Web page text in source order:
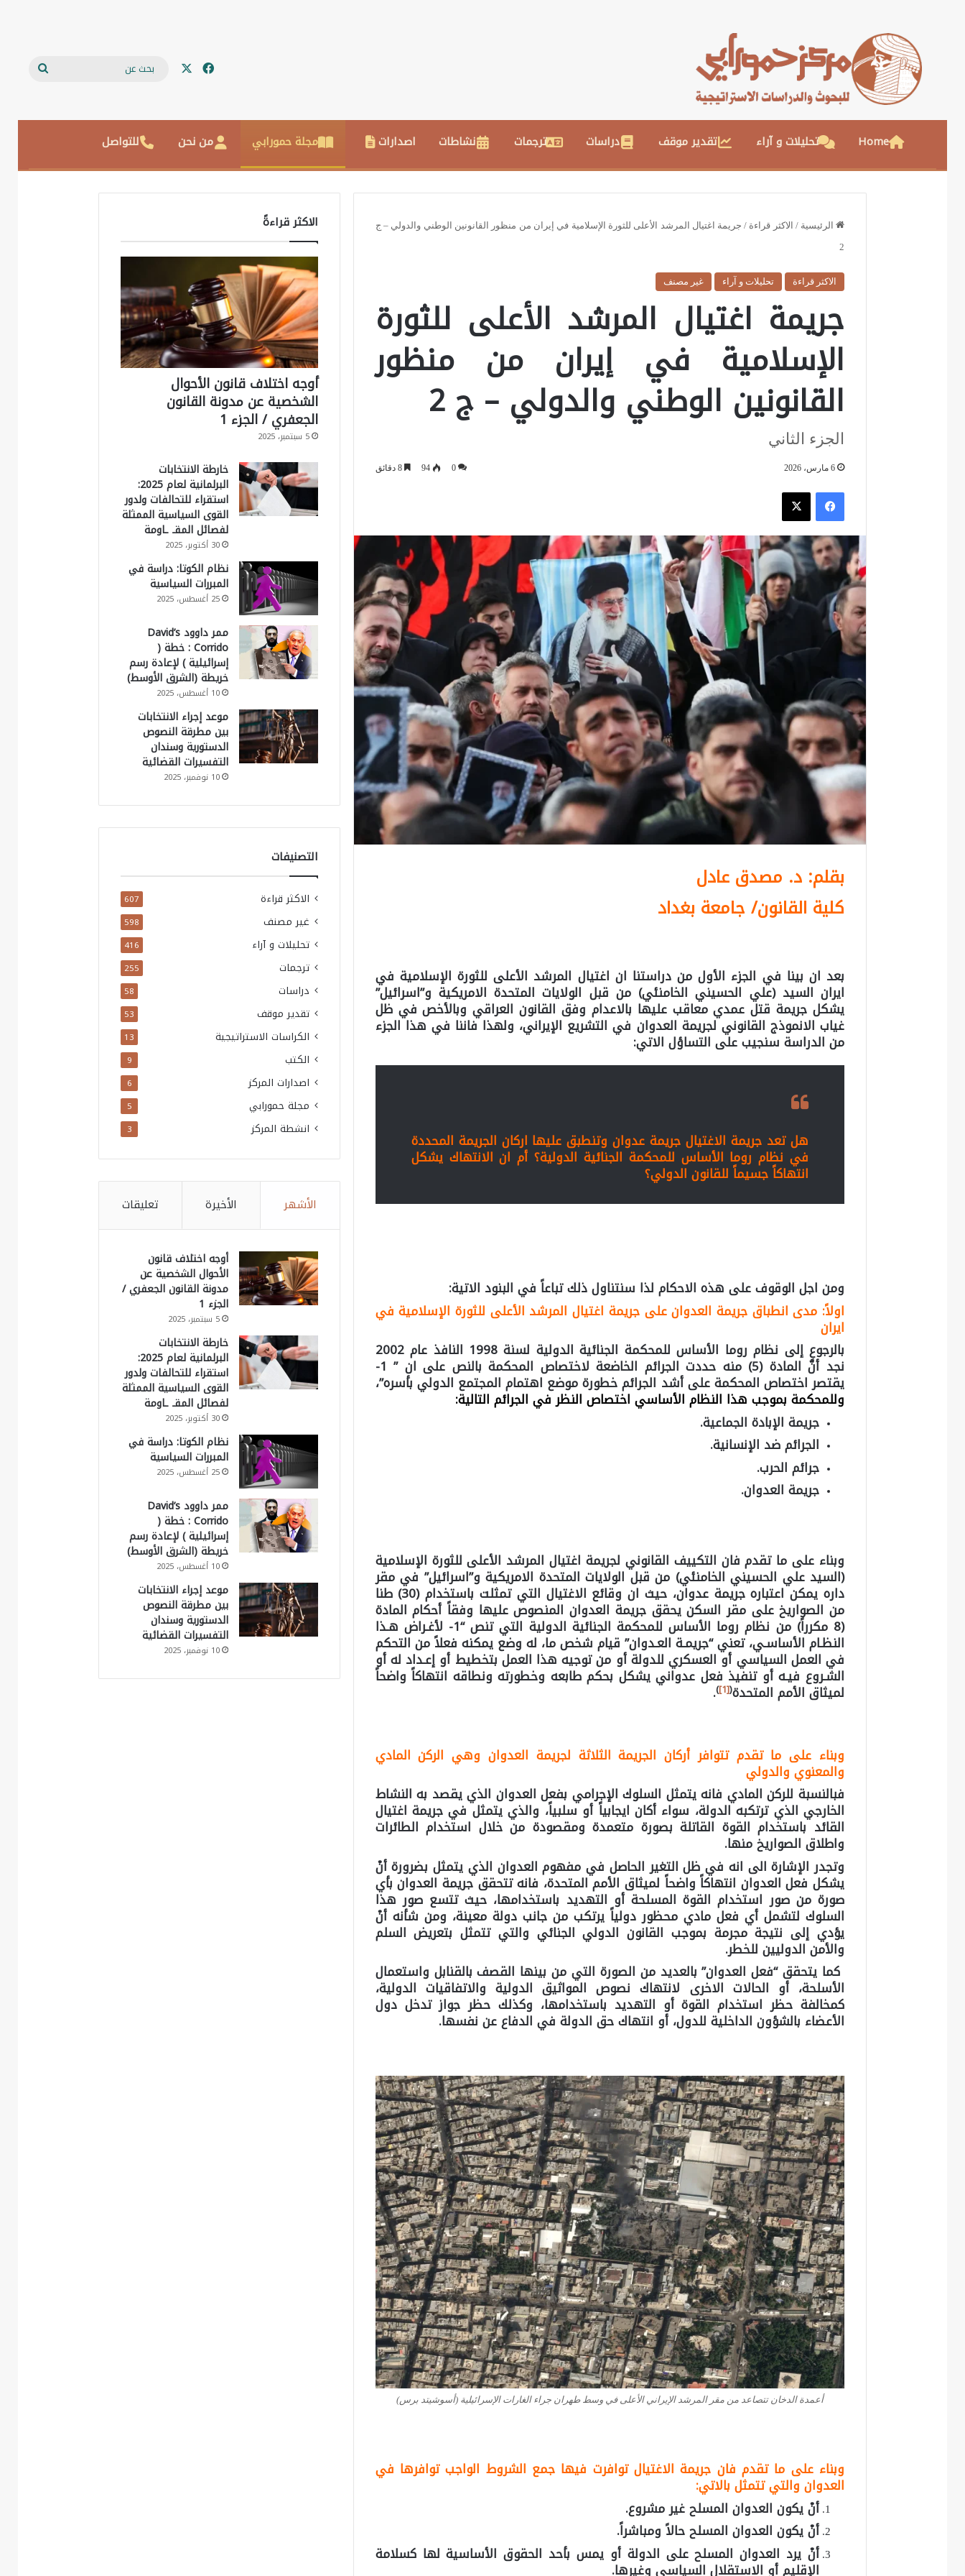
فيسبوك
Home تحليلات و آراء تقدير موقف دراسات ترجمات نشاطات اصدارات مجلة حمورابي من نحن للتواصل
الرئيسية / الاكثر قراءة / جريمة اغتيال المرشد الأعلى للثورة الإسلامية في إيران من منظور القانونين الوطني والدولي – ج
2
الاكثر قراءة تحليلات و آراء غير مصنف
جريمة اغتيال المرشد الأعلى للثورة
الإسلامية في إيران من منظور
القانونين الوطني والدولي – ج 2
الجزء الثاني
6 مارس، 2026 0
94 8 دقائق
فيسبوك
بقلم: د. مصدق عادل
كلية القانون/ جامعة بغداد
بعد ان بينا في الجزء الأول من دراستنا ان اغتيال المرشد الأعلى للثورة الإسلامية في
ايران السيد (علي الحسيني الخامنئي) من قبل الولايات المتحدة الامريكية و”اسرائيل”
يشكل جريمة قتل عمدي معاقب عليها بالاعدام وفق القانون العراقي وبالأخص في ظل
غياب الانموذج القانوني لجريمة العدوان في التشريع الإيراني، ولهذا فاننا في هذا الجزء
من الدراسة سنجيب على التساؤل الاتي:
هل تعد جريمة الاغتيال جريمة عدوان وتنطبق عليها اركان الجريمة المحددة
في نظام روما الأساس للمحكمة الجنائية الدولية؟ أم ان الانتهاك يشكل
انتهاكاً جسيماً للقانون الدولي؟
ومن اجل الوقوف على هذه الاحكام لذا سنتناول ذلك تباعاً في البنود الاتية:
اولاً: مدى انطباق جريمة العدوان على جريمة اغتيال المرشد الأعلى للثورة الإسلامية في
ايران
بالرجوع إلى نظام روما الأساس للمحكمة الجنائية الدولية لسنة 1998 النافذ عام 2002
نجد أنَّ المادة (5) منه حددت الجرائم الخاضعة لاختصاص المحكمة بالنص على ان ” 1-
يقتصر اختصاص المحكمة على أشد الجرائم خطورة موضع اهتمام المجتمع الدولي بأسره”،
وللمحكمة بموجب هذا النظام الأساسي اختصاص النظر في الجرائم التالية:
جريمة الإبادة الجماعية.
الجرائم ضد الإنسانية.
جرائم الحرب.
جريمة العدوان.
وبناء على ما تقدم فان التكييف القانوني لجريمة اغتيال المرشد الأعلى للثورة الإسلامية
(السيد علي الحسيني الخامنئي) من قبل الولايات المتحدة الامريكية و”اسرائيل” في مقر
داره يمكن اعتباره جريمة عدوان، حيث ان وقائع الاغتيال التي تمثلت باستخدام (30) طنا
من الصواريخ على مقر السكن يحقق جريمة العدوان المنصوص عليها وفقاً أحكام المادة
(8 مكرراً) من نظام روما الأساس للمحكمة الجنائية الدولية التي تنص “1- لأغـراض هـذا
النظـام الأساسـي، تعني “جريمـة العـدوان” قيام شخص ما، له وضع يمكنه فعلاً من التحكم
في العمل السياسي أو العسكري للدولة أو من توجيه هذا العمل بتخطيط أو إعـداد له أو
الشـروع فيـه أو تنفيذ فعل عدواني يشكل بحكم طابعه وخطورته ونطاقه انتهاكاً واضحاً
لميثاق الأمم المتحدة(
[1]
)
.
وبناء على ما تقدم تتوافر أركان الجريمة الثلاثة لجريمة العدوان وهي الركن المادي
والمعنوي والدولي
فبالنسبة للركن المادي فانه يتمثل السلوك الإجرامي بفعل العدوان الذي يقصد به النشاط
الخارجي الذي ترتكبه الدولة، سواء أكان ايجابياً أو سلبياً، والذي يتمثل في جريمة اغتيال
القائد باستخدام القوة القاتلة بصورة متعمدة ومقصودة من خلال استخدام الطائرات
واطلاق الصواريخ منها.
وتجدر الإشارة الى انه في ظل التغير الحاصل في مفهوم العدوان الذي يتمثل بضرورة أنْ
يشكل فعل العدوان انتهاكاً واضحاً لميثاق الأمم المتحدة، فانه تتحقق جريمة العدوان بأي
صورة من صور استخدام القوة المسلحة أو التهديد باستخدامها، حيث تتسع صور هذا
السلوك لتشمل أي فعل مادي محظور دولياً يرتكب من جانب دولة معينة، ومن شأنه أنْ
يؤدي إلى نتيجة مجرمة بموجب القانون الدولي الجنائي والتي تتمثل بتعريض السلم
والأمن الدوليين للخطر.
كما يتحقق “فعل العدوان” بالعديد من الصورة التي من بينها القصف بالقنابل واستعمال
الأسلحة، أو الحالات الاخرى لانتهاك نصوص المواثيق الدولية والاتفاقيات الدولية،
كمخالفة حظر استخدام القوة أو التهديد باستخدامها، وكذلك حظر جواز تدخل دول
الأعضاء بالشؤون الداخلية للدول، أو انتهاك حق الدولة في الدفاع عن نفسها.
أعمدة الدخان تتصاعد من مقر المرشد الإيراني الأعلى في وسط طهران جراء الغارات الإسرائيلية (أسوشيتد برس)
وبناء على ما تقدم فان جريمة الاغتيال توافرت فيها جمع الشروط الواجب توافرها في
العدوان والتي تتمثل بالاتي:
أنْ يكون العدوان المسلح غير مشروع.
أنْ يكون العدوان المسلح حالاً ومباشراً.
أنْ يرد العدوان المسلح على الدولة أو يمس بأحد الحقوق الأساسية لها كسلامة
الإقليم أو الاستقلال السياسي وغيرها.
الاكثر قراءةً
أوجه اختلاف قانون الأحوال
الشخصية عن مدونة القانون
الجعفري / الجزء 1
5 سبتمبر، 2025
خارطة الانتخابات
البرلمانية لعام 2025:
استقراء للتحالفات ولدور
القوى السياسية الممثلة
لفصائل المقـ ـاومة
30 أكتوبر، 2025
نظام الكوتا: دراسة في
المبررات السياسية
25 أغسطس، 2025
ممر داوود David’s
Corrido : خطة (
إسرائيلية ) لإعادة رسم
خريطة (الشرق الأوسط)
10 أغسطس، 2025
موعد إجراء الانتخابات
بين مطرقة النصوص
الدستورية وسندان
التفسيرات القضائية
10 نوفمبر، 2025
التصنيفات
الاكثر قراءة 607
غير مصنف 598
تحليلات و آراء 416
ترجمات 255
دراسات 58
تقدير موقف 53
الكراسات الاستراتيجية 13
الكتب 9
اصدارات المركز 6
مجلة حمورابي 5
انشطة المركز 3
الأشهر الأخيرة تعليقات
أوجه اختلاف قانون
الأحوال الشخصية عن
مدونة القانون الجعفري /
الجزء 1
5 سبتمبر، 2025
خارطة الانتخابات
البرلمانية لعام 2025:
استقراء للتحالفات ولدور
القوى السياسية الممثلة
لفصائل المقـ ـاومة
30 أكتوبر، 2025
نظام الكوتا: دراسة في
المبررات السياسية
25 أغسطس، 2025
ممر داوود David’s
Corrido : خطة (
إسرائيلية ) لإعادة رسم
خريطة (الشرق الأوسط)
10 أغسطس، 2025
موعد إجراء الانتخابات
بين مطرقة النصوص
الدستورية وسندان
التفسيرات القضائية
10 نوفمبر، 2025